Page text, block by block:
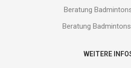
Beratung
Beratung
WEITERE